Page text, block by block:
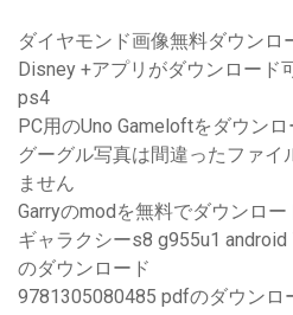
ダイヤモンド画像無料ダウンロ
Disney +アプリがダウンロード
ps4
PC用のUno Gameloftをダウンロ
グーグル写真は間違ったファイ
ません
Garryのmodを無料でダウンロ
ギャラクシーs8 g955u1
のダウンロード
9781305080485 pdfのダウンロ